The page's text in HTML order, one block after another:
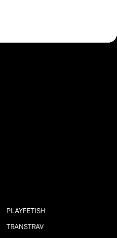
PLAYFETISH
TRANSTRAV